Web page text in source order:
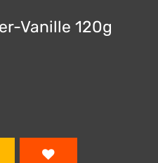
Vanille 120g